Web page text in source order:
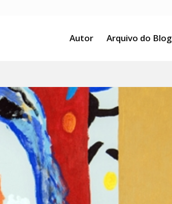
Autor Arquivo do Blog